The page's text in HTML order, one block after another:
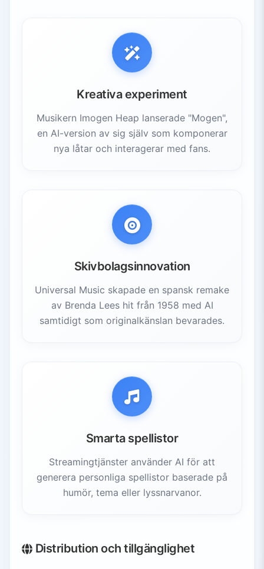
Kreativa experiment
Musikern Imogen Heap lanserade "Mogen",
en AI-version av sig själv som komponerar
nya låtar och interagerar med fans.
Skivbolagsinnovation
Universal Music skapade en spansk remake
av Brenda Lees hit från 1958 med AI
samtidigt som originalkänslan bevarades.
Smarta spellistor
Streamingtjänster använder AI för att
generera personliga spellistor baserade på
humör, tema eller lyssnarvanor.
Distribution och tillgänglighet